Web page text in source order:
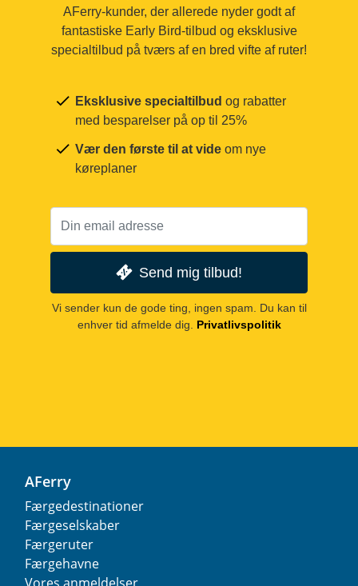
AFerry-kunder, der allerede nyder godt af
fantastiske Early Bird-tilbud og eksklusive
specialtilbud på tværs af en bred vifte af ruter!
Eksklusive specialtilbud og rabatter
med besparelser på op til 25%
Vær den første til at vide om nye
køreplaner
Send mig tilbud!
Vi sender kun de gode ting, ingen spam. Du kan til
enhver tid afmelde dig.
Privatlivspolitik
AFerry
Færgedestinationer
Færgeselskaber
Færgeruter
Færgehavne